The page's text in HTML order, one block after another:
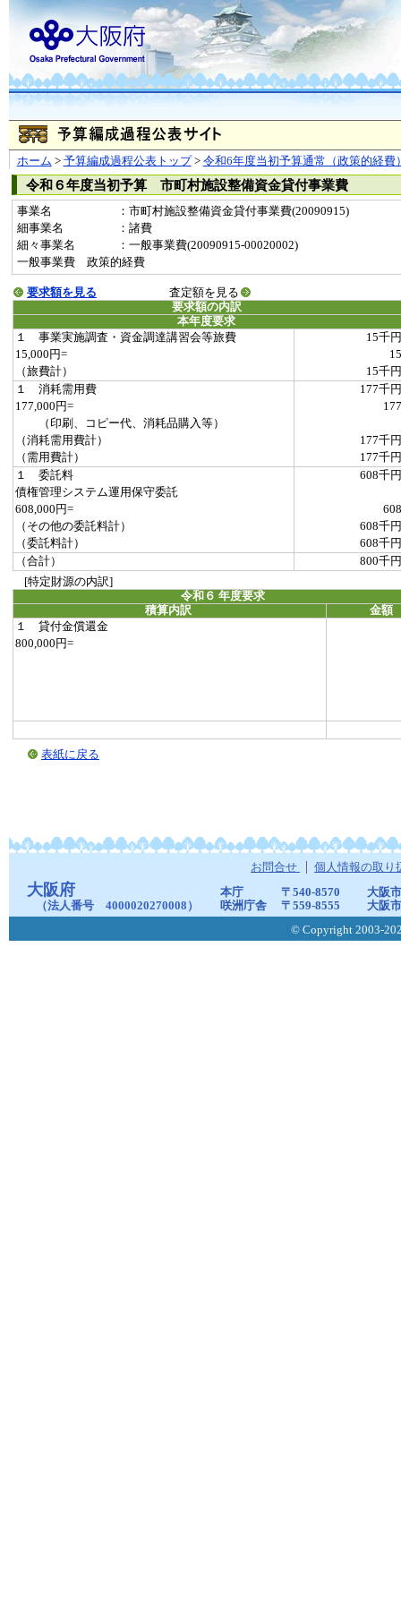
ホーム > 予算編成過程公表トップ> 令和6年度当初予算通常（政策的経費
令和６年度当初予算 市町村施設整備資金貸付事業費
事業名
：市町村施設整備資金貸付事業費(20090915)
細事業名
：諸費
細々事業名
：一般事業費(20090915-00020002)
一般事業費 政策的経費
要求額を見る
査定額を見る
要求額の内訳
本年度要求
１ 事業実施調査・資金調達講習会等旅費
15千円
15,000円=
15
（旅費計）
15千円
１ 消耗需用費
177千円
177,000円=
177
（印刷、コピー代、消耗品購入等）
（消耗需用費計）
177千円
（需用費計）
177千円
１ 委託料
608千円
債権管理システム運用保守委託
608,000円=
608
（その他の委託料計）
608千円
（委託料計）
608千円
（合計）
800千円
[特定財源の内訳]
令和６ 年度要求
積算内訳
金額
１ 貸付金償還金
800,000円=
表紙に戻る
お問合せ 個人情報の取り
大阪府
（法人番号 4000020270008）
本庁 〒540-8570
大阪
咲洲庁舎
〒559-8555
大阪
© Copyright 2003-